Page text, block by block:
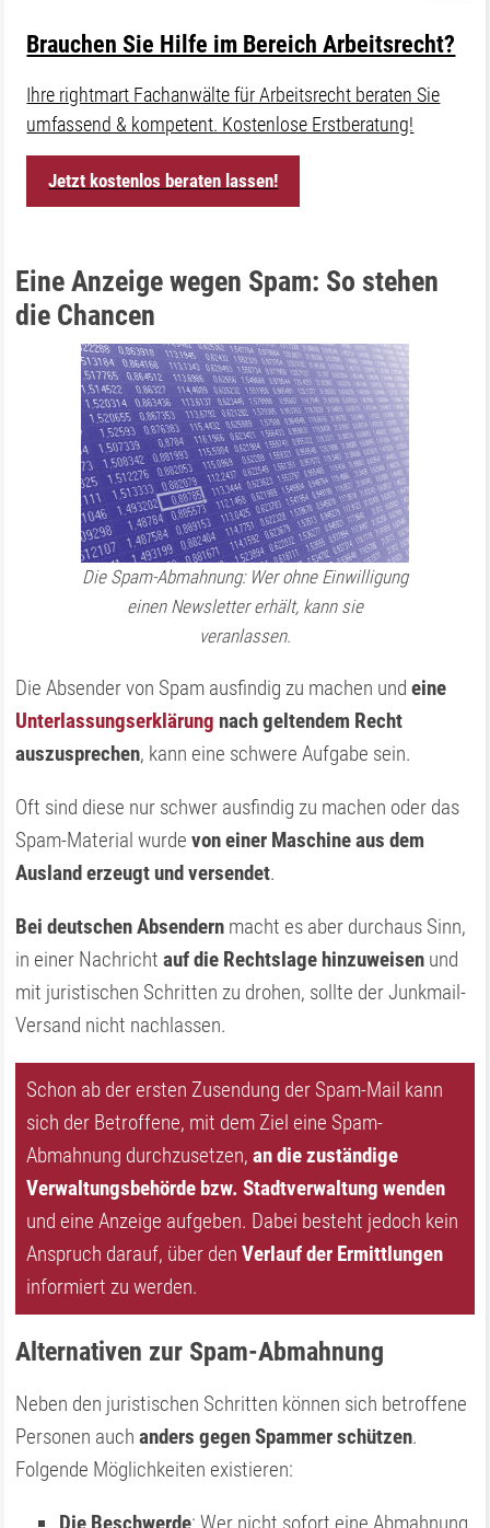
Brauchen Sie Hilfe im Bereich Arbeitsrecht?
Ihre rightmart Fachanwälte für Arbeitsrecht beraten Sie
umfassend & kompetent. Kostenlose Erstberatung!
Jetzt kostenlos beraten lassen!
Eine Anzeige wegen Spam: So stehen
die Chancen
Die Spam-Abmahnung: Wer ohne Einwilligung
einen Newsletter erhält, kann sie
veranlassen.
Die Absender von Spam ausfindig zu machen undeine
Unterlassungserklärung nach geltendem Recht
auszusprechen, kann eine schwere Aufgabe sein.
Oft sind diese nur schwer ausfindig zu machen oder das
Spam-Material wurdevon einer Maschine aus dem
Ausland erzeugt und versendet.
Bei deutschen Absendern macht es aber durchaus Sinn,
in einer Nachrichtauf die Rechtslage hinzuweisen und
mit juristischen Schritten zu drohen, sollte der Junkmail-
Versand nicht nachlassen.
Schon ab der ersten Zusendung der Spam-Mail kann
sich der Betroffene, mit dem Ziel eine Spam-
Abmahnung durchzusetzen,an die zuständige
Verwaltungsbehörde bzw. Stadtverwaltung wenden
und eine Anzeige aufgeben. Dabei besteht jedoch kein
Anspruch darauf, über denVerlauf der Ermittlungen
informiert zu werden.
Alternativen zur Spam-Abmahnung
Neben den juristischen Schritten können sich betroffene
Personen auchanders gegen Spammer schützen.
Folgende Möglichkeiten existieren: